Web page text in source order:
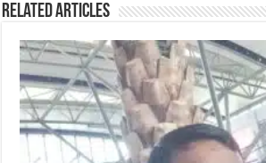
Related Articles